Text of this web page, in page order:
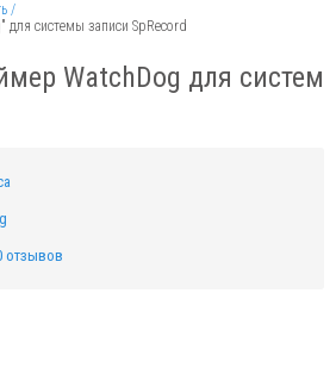
системы записи SpRecord
WatchDog для систем
отзывов